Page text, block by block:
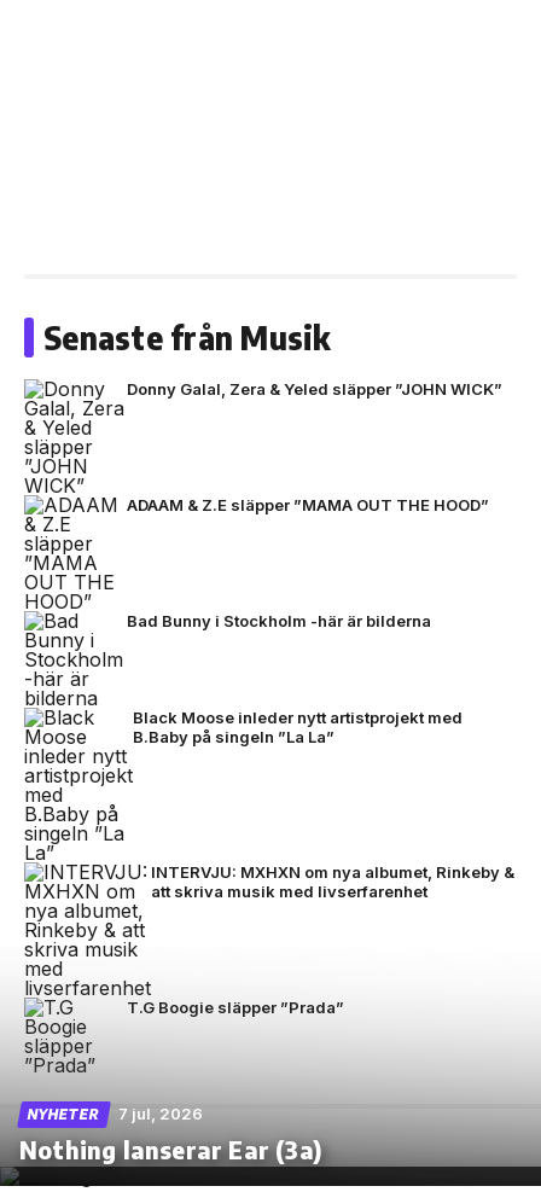
Senaste från Musik
Donny Galal, Zera & Yeled släpper ”JOHN WICK”
ADAAM & Z.E släpper ”MAMA OUT THE HOOD”
Bad Bunny i Stockholm -här är bilderna
Black Moose inleder nytt artistprojekt med
B.Baby på singeln ”La La”
INTERVJU: MXHXN om nya albumet, Rinkeby &
att skriva musik med livserfarenhet
T.G Boogie släpper ”Prada”
NYHETER 7 jul, 2026
Nothing lanserar Ear (3a)